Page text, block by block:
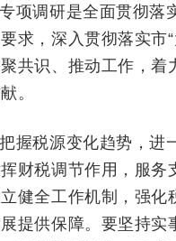
项调研是全面贯彻落
求，深入贯彻落实市“
共识、推动工作，着
。
握税源变化趋势，进
财税调节作用，服务
健全工作机制，强化
提供保障。要坚持实